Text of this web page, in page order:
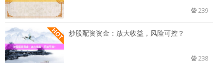
239
炒股配资资金：放大收益，风险可控？
238